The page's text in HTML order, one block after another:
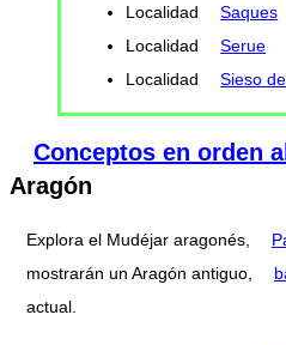
Localidad
Saques
Localidad
Serue
Localidad
Sieso
Conceptos en orden
Aragón
Explora el Mudéjar aragonés,
mostrarán un Aragón antiguo,
actual.